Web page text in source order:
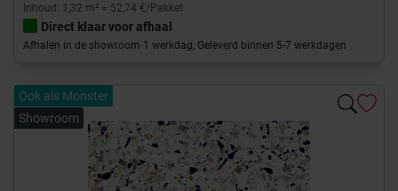
Inhoud: 1,32 m² = 52,74 €/Pakket
Direct klaar voor afhaal
Afhalen in de showroom 1 werkdag, Geleverd binnen 5-7 werkdagen
Ook als Monster
Showroom